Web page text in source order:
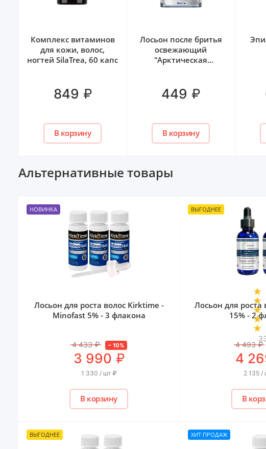
Комплекс витаминов
для кожи, волос,
ногтей SilaTrea, 60 капс
849 ₽
В корзину
Лосьон после бритья
освежающий
"Арктическая
449 ₽
В корзину
Альтернативные товары
НОВИНКА
Лосьон для роста волос Kirktime -
Minofast 5% - 3 флакона
4 433 ₽ –10%
3 990 ₽
1 330 / шт ₽
В корзину
ВЫГОДНЕЕ
Лосьон для роста
15% - 2
4 493 ₽
4
2 135 /
В
ВЫГОДНЕЕ ХИТ ПРОДАЖ